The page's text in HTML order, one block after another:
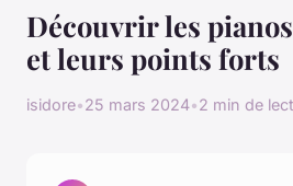
Découvrir les
et leurs points forts
isidore•25 mars 2024•2 min de